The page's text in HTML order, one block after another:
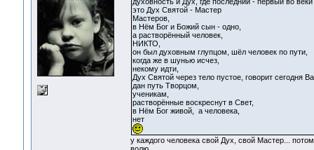
это Дух Святой - Мастер
Мастеров,
в Нём Бог и Божий сын - одно,
а растворённый человек,
НИКТО,
он был духовным глупцом, шёл человек по пути,
когда же в шунью исчез,
некому идти,
Дух Святой через тело пустое, говорит сегодня
дан путь Творцом,
ученикам,
растворённые воскреснут в Свет,
в Нём Бог живой, а человека,
нет
у каждого человека свой Дух, свой Мастер...